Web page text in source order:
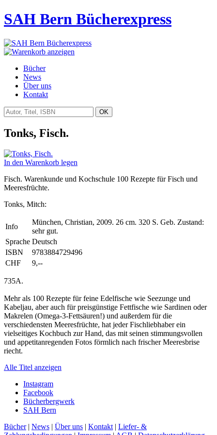
SAH Bern Bücherexpress
Bücher
News
Über uns
Kontakt
Tonks, Fisch.
In den Warenkorb legen
Fisch. Warenkunde und Kochschule 100 Rezepte für Fisch und
Meeresfrüchte.
Tonks, Mitch:
Info
München, Christian, 2009. 26 cm. 320 S. Geb. Zustand:
sehr gut.
Sprache Deutsch
ISBN
9783884729496
CHF
9,--
735A.
Mehr als 100 Rezepte für feine Edelfische wie Seezunge und
Kabeljau, aber auch für preisgünstige Fettfische wie Sardinen oder
Makrelen (Omega-3-Fettsäuren!) und außerdem für die
verschiedensten Meeresfrüchte, hat jeder Fischliebhaber ein
vielseitiges Kochbuch zur Hand, das mit seinen stimmungsvollen
und appetitanregenden Fotos förmlich nach frischer Meeresbrise
riecht.
Alle Titel anzeigen
Instagram
Facebook
Bücherbergwerk
SAH Bern
Bücher| News | Über uns | Kontakt | Liefer- &